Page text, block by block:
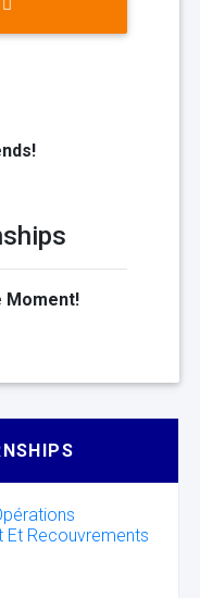
Moment!
Et Recouvrements